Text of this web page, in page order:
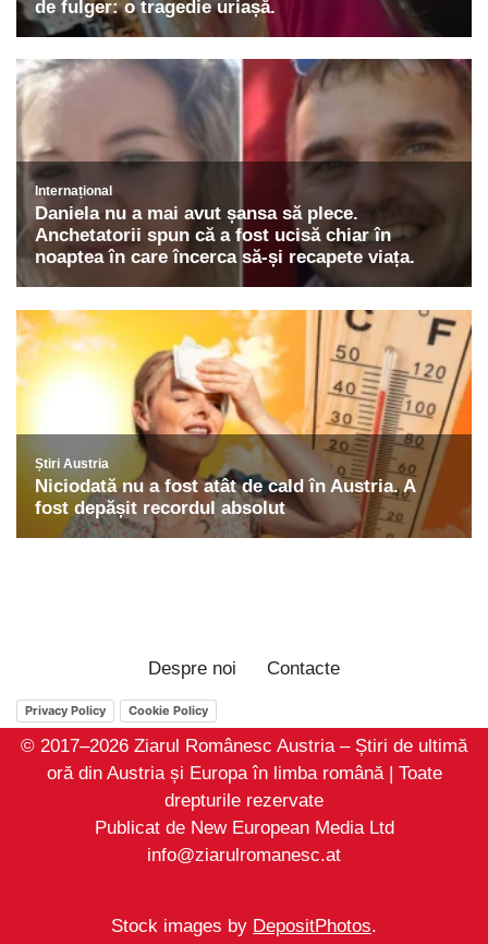
Despre noi Contacte
Privacy Policy Cookie Policy
© 2017–2026 Ziarul Românesc Austria – Știri de ultimă
oră din Austria și Europa în limba română | Toate
drepturile rezervate
Publicat de New European Media Ltd
info@ziarulromanesc.at
Stock images by DepositPhotos.